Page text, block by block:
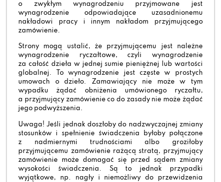
o zwykłym wynagrodzeniu przyjmowane jest
wynagrodzenie odpowiadające uzasadnionemu
nakładowi pracy i innym nakładom przyjmującego
zamówienie.
Strony mogą ustalić, że przyjmującemu jest należne
wynagrodzenie ryczałtowe, czyli wynagrodzenie
za całość dzieła w jednej sumie pieniężnej lub wartości
globalnej. To wynagrodzenie jest częste w prostych
umowach o dzieło. Zamawiający nie może w tym
wypadku żądać obniżenia umówionego ryczałtu,
a przyjmujący zamówienie co do zasady nie może żądać
jego podwyższenia.
Uwaga! Jeśli jednak doszłoby do nadzwyczajnej zmiany
stosunków i spełnienie świadczenia byłoby połączone
z nadmiernymi trudnościami albo groziłoby
przyjmującemu zamówienie rażącą stratą, przyjmujący
zamówienie może domagać się przed sądem zmiany
wysokości świadczenia. Są to jednak przypadki
wyjątkowe, np. nagły i niemożliwy do przewidzenia